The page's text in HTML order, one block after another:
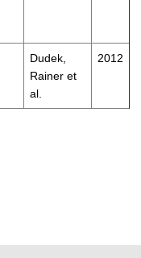
Dudek,
Rainer et
al.
2012